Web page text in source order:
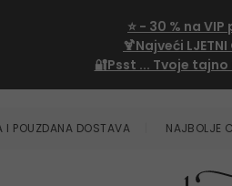
⭐ - 30 % na VIP
🍹Najveći LJETNI
🔐Psst ... Tvoje
I POUZDANA DOSTAVA NAJBOLJE